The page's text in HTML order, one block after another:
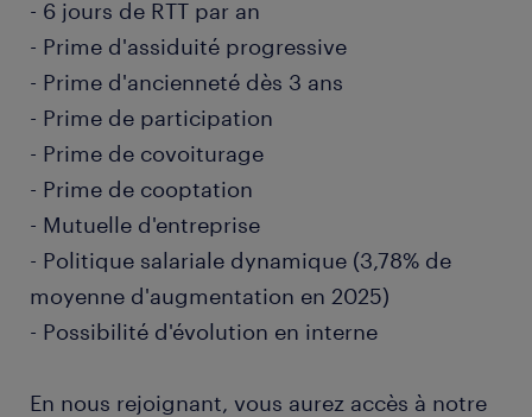
- 6 jours de RTT par an
- Prime d'assiduité progressive
- Prime d'ancienneté dès 3 ans
- Prime de participation
- Prime de covoiturage
- Prime de cooptation
- Mutuelle d'entreprise
- Politique salariale dynamique (3,78% de
moyenne d'augmentation en 2025)
- Possibilité d'évolution en interne
En nous rejoignant, vous aurez accès à notre